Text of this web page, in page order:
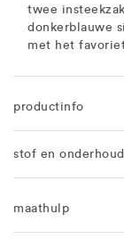
twee
donkerblauwe
met het
productinfo
stof en onderhoud
maathulp